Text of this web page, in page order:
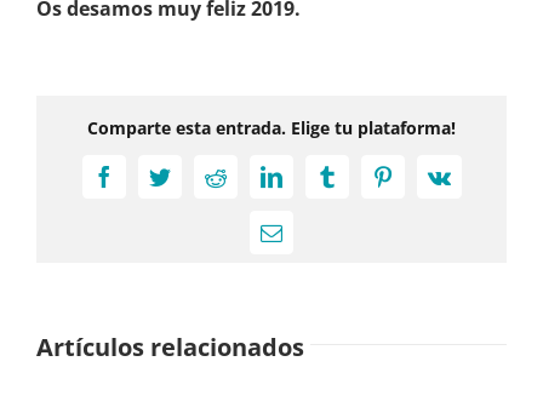
Os desamos muy feliz 2019.
Comparte esta entrada. Elige tu plataforma!
FacebookTwitterRedditLinkedInTumblrPinterest
Vk
Correo
Artículos relacionados